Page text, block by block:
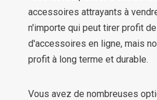
accessoires attrayants à
n'importe qui peut tirer profit
d'accessoires en ligne, mais
profit à long terme et durable.
Vous avez de nombreuses